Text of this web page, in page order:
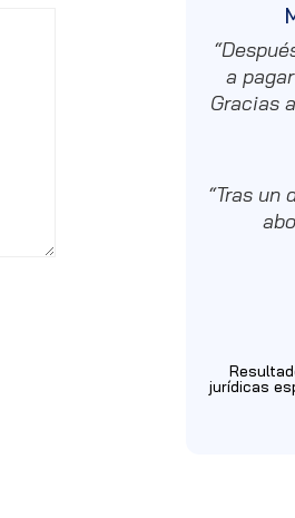
a
Gracias
“Tras
jurídicas